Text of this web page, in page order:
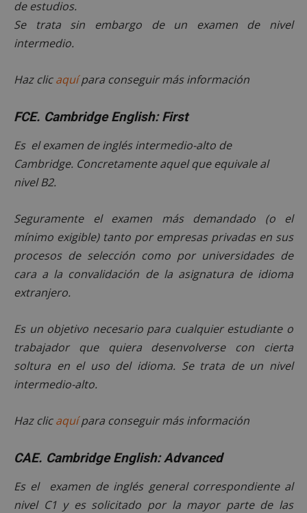
de estudios.
Se trata sin embargo de un examen de nivel
intermedio.
Haz clicaquípara conseguir más información
FCE. Cambridge English: First
Es el examen de inglés intermedio-alto de
Cambridge. Concretamente aquel que equivale al
nivel B2.
Seguramente el examen más demandado (o el
mínimo exigible) tanto por empresas privadas en sus
procesos de selección como por universidades de
cara a la convalidación de la asignatura de idioma
extranjero.
Es un objetivo necesario para cualquier estudiante o
trabajador que quiera desenvolverse con cierta
soltura en el uso del idioma. Se trata de un nivel
intermedio-alto.
Haz clicaquípara conseguir más información
CAE. Cambridge English: Advanced
Es el examen de inglés general correspondiente al
nivel C1 y es solicitado por la mayor parte de las